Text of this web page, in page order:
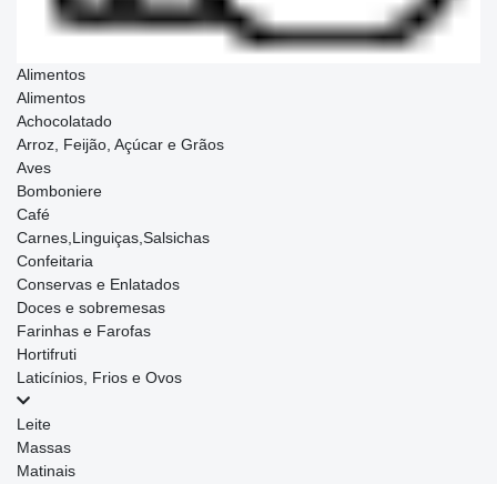
Alimentos
Alimentos
Achocolatado
Arroz, Feijão, Açúcar e Grãos
Aves
Bomboniere
Café
Carnes,Linguiças,Salsichas
Confeitaria
Conservas e Enlatados
Doces e sobremesas
Farinhas e Farofas
Hortifruti
Laticínios, Frios e Ovos
Leite
Massas
Matinais